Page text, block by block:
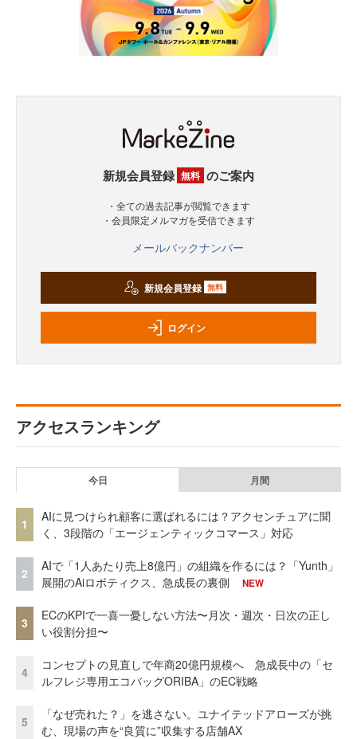
新規会員登録 無料 のご案内
・全ての過去記事が閲覧できます
・会員限定メルマガを受信できます
メールバックナンバー
新規会員登録 無料
ログイン
アクセスランキング
今日 月間
1
AIに見つけられ顧客に選ばれるには？アクセンチュアに聞
く、3段階の「エージェンティックコマース」対応
2
AIで「1人あたり売上8億円」の組織を作るには？「Yunth」
展開のAiロボティクス、急成長の裏側
NEW
3
ECのKPIで一喜一憂しない方法〜月次・週次・日次の正し
い役割分担〜
4
コンセプトの見直しで年商20億円規模へ 急成長中の「セ
ルフレジ専用エコバッグORIBA」のEC戦略
5
「なぜ売れた？」を逃さない。ユナイテッドアローズが挑
む、現場の声を“良質に”収集する店舗AX